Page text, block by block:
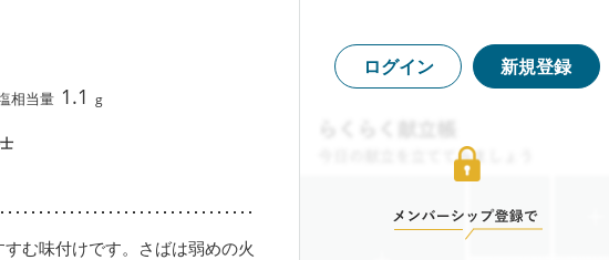
相当量 1.1 g
む味付けです。さばは弱めの火
ログイン 新規登録